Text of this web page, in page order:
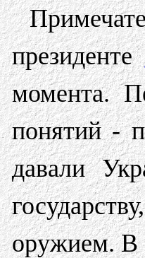
президенте
момента.
понятий -
давали
оружием. В